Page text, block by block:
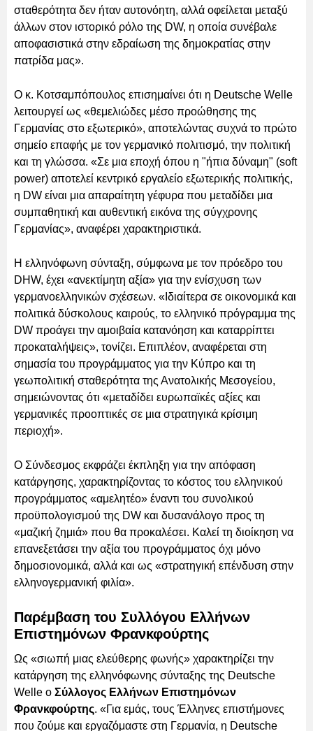
σταθερότητα δεν ήταν αυτονόητη, αλλά οφείλεται μεταξύ
άλλων στον ιστορικό ρόλο της DW, η οποία συνέβαλε
αποφασιστικά στην εδραίωση της δημοκρατίας στην
πατρίδα μας».
Ο κ. Κοτσαμπόπουλος επισημαίνει ότι η Deutsche Welle
λειτουργεί ως «θεμελιώδες μέσο προώθησης της
Γερμανίας στο εξωτερικό», αποτελώντας συχνά το πρώτο
σημείο επαφής με τον γερμανικό πολιτισμό, την πολιτική
και τη γλώσσα. «Σε μια εποχή όπου η "ήπια δύναμη" (soft
power) αποτελεί κεντρικό εργαλείο εξωτερικής πολιτικής,
η DW είναι μια απαραίτητη γέφυρα που μεταδίδει μια
συμπαθητική και αυθεντική εικόνα της σύγχρονης
Γερμανίας», αναφέρει χαρακτηριστικά.
Η ελληνόφωνη σύνταξη, σύμφωνα με τον πρόεδρο του
DHW, έχει «ανεκτίμητη αξία» για την ενίσχυση των
γερμανοελληνικών σχέσεων. «Ιδιαίτερα σε οικονομικά και
πολιτικά δύσκολους καιρούς, το ελληνικό πρόγραμμα της
DW προάγει την αμοιβαία κατανόηση και καταρρίπτει
προκαταλήψεις», τονίζει. Επιπλέον, αναφέρεται στη
σημασία του προγράμματος για την Κύπρο και τη
γεωπολιτική σταθερότητα της Ανατολικής Μεσογείου,
σημειώνοντας ότι «μεταδίδει ευρωπαϊκές αξίες και
γερμανικές προοπτικές σε μια στρατηγικά κρίσιμη
περιοχή».
Ο Σύνδεσμος εκφράζει έκπληξη για την απόφαση
κατάργησης, χαρακτηρίζοντας το κόστος του ελληνικού
προγράμματος «αμελητέο» έναντι του συνολικού
προϋπολογισμού της DW και δυσανάλογο προς τη
«μαζική ζημιά» που θα προκαλέσει. Καλεί τη διοίκηση να
επανεξετάσει την αξία του προγράμματος όχι μόνο
δημοσιονομικά, αλλά και ως «στρατηγική επένδυση στην
ελληνογερμανική φιλία».
Παρέμβαση του Συλλόγου Ελλήνων
Επιστημόνων Φρανκφούρτης
Ως «σιωπή μιας ελεύθερης φωνής» χαρακτηρίζει την
κατάργηση της ελληνόφωνης σύνταξης της Deutsche
Welle ο Σύλλογος Ελλήνων Επιστημόνων
Φρανκφούρτης. «Για εμάς, τους Έλληνες επιστήμονες
που ζούμε και εργαζόμαστε στη Γερμανία, η Deutsche